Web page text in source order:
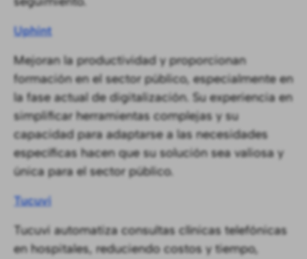
Uphint
Mejoran la productividad y proporcionan
formación en el sector público, especialmente en
la fase actual de digitalización. Su experiencia en
simplificar herramientas complejas y su
capacidad para adaptarse a las necesidades
específicas hacen que su solución sea valiosa y
única para el sector público.
Tucuvi
Tucuvi automatiza consultas clínicas telefónicas
en hospitales, reduciendo costos y tiempo,